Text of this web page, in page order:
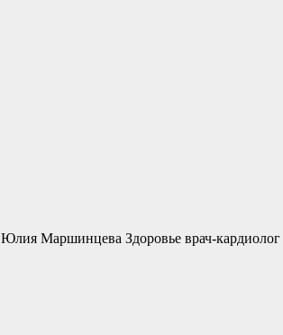
Юлия Маршинцева Здоровье врач-кардиолог